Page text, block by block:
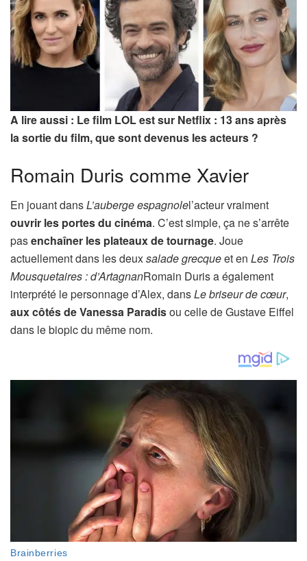
A lire aussi : Le film LOL est sur Netflix : 13 ans après
la sortie du film, que sont devenus les acteurs ?
Romain Duris comme Xavier
En jouant dansL’auberge espagnolel’acteur vraiment
ouvrir les portes du cinéma. C’est simple, ça ne s’arrête
pasenchaîner les plateaux de tournage. Joue
actuellement dans les deuxsalade grecqueet en Les Trois
Mousquetaires : d’ArtagnanRomain Duris a également
interprété le personnage d’Alex, dansLe briseur de cœur,
aux côtés de Vanessa Paradisou celle de Gustave Eiffel
dans le biopic du même nom.